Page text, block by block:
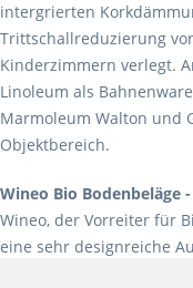
intergrierten
Trittschallreduzierung
Kinderzimmern verlegt.
Linoleum als
Marmoleum Walton und
Objektbereich.
Wineo Bio Bodenbeläge
Wineo, der Vorreiter für
eine sehr designreiche
Weichmacher und